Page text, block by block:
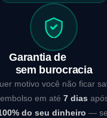
Garantia de
sem burocracia
motivo você não ficar
em até 7 dias
do seu dinheiro —